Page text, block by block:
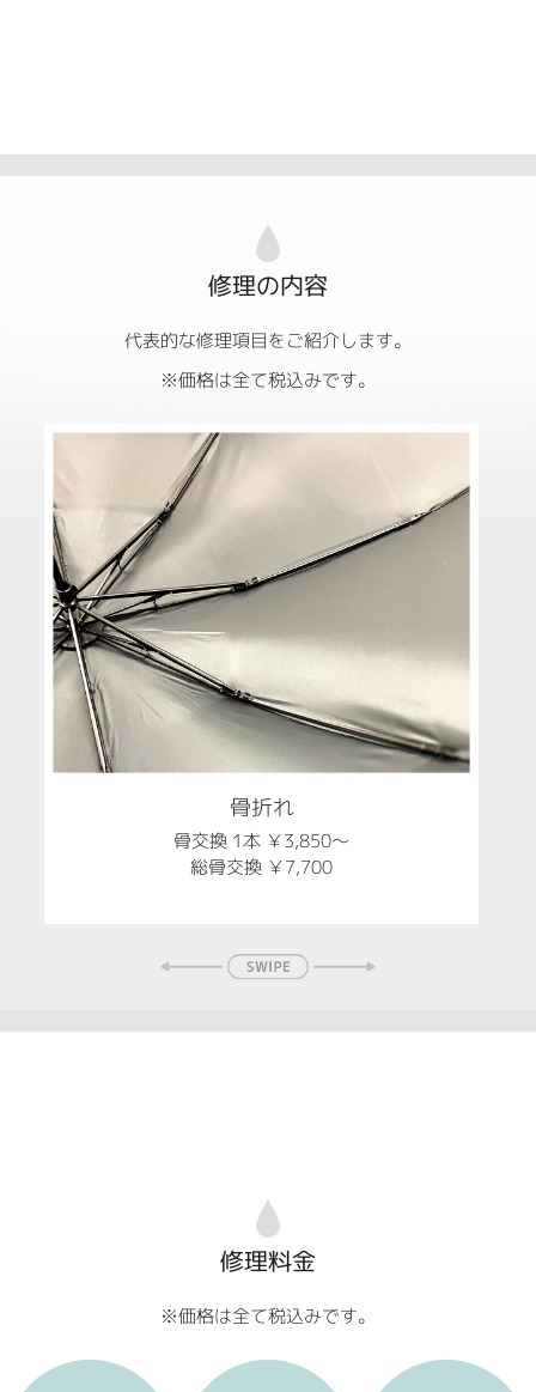
修理の内容
代表的な修理項目をご紹介します。
※価格は全て税込みです。
骨折れ
骨交換 1本 ￥3,850～
総骨交換 ￥7,700
修理料金
※価格は全て税込みです。